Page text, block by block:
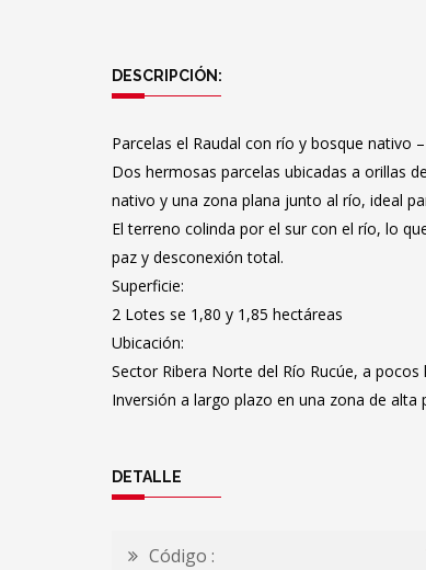
DESCRIPCIÓN:
Parcelas el Raudal con río y bosque nativo
Dos hermosas parcelas ubicadas a orillas
nativo y una zona plana junto al río, ideal
El terreno colinda por el sur con el río, lo
paz y desconexión total.
Superficie:
2 Lotes se 1,80 y 1,85 hectáreas
Ubicación:
Sector Ribera Norte del Río Rucúe, a
Inversión a largo plazo en una zona de alta
DETALLE
Código :